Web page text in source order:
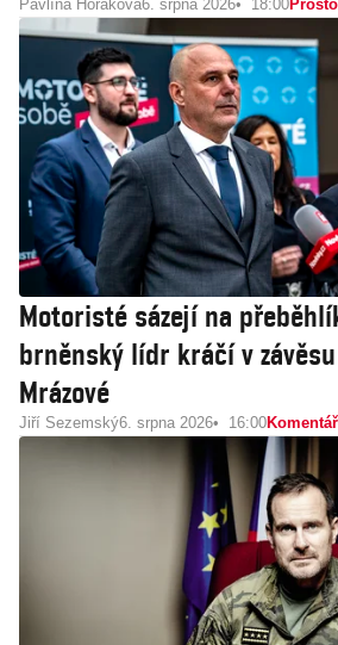
Pavlína Horáková6. srpna 2026 18:00
Motoristé sázejí na
brněnský lídr kráčí v
Mrázové
Jiří Sezemský6. srpna 2026 16:00